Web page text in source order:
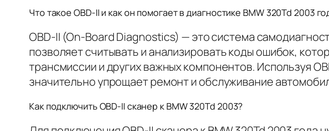
Что такое OBD-II и как он помогает в диагностике BMW 320Td 2003
OBD-II (On-Board Diagnostics) — это система
позволяет считывать и анализировать коды ошибок,
трансмиссии и других важных компонентов. Используя
значительно упрощает ремонт и обслуживание
Как подключить OBD-II сканер к BMW 320Td 2003?